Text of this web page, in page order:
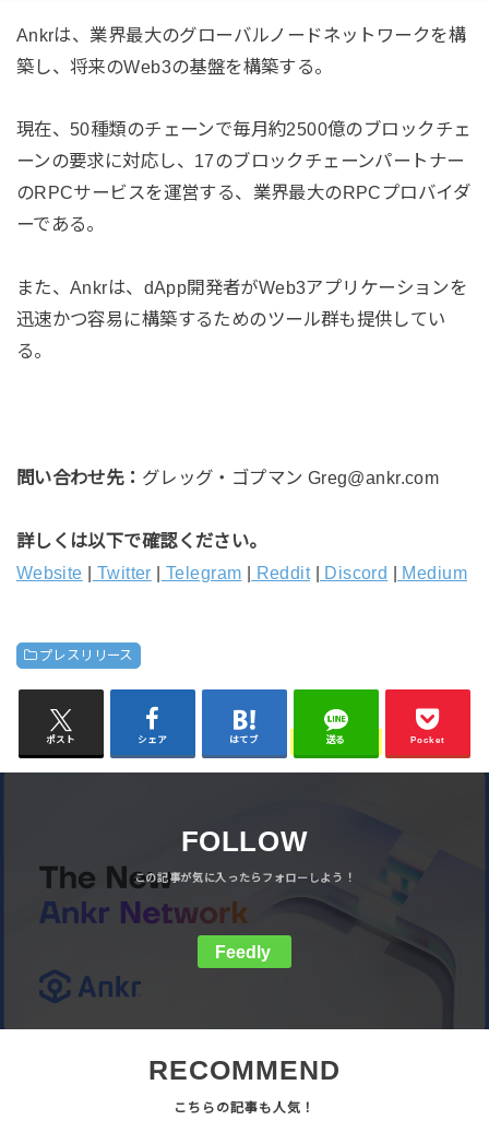
Ankrは、業界最大のグローバルノードネットワークを構
築し、将来のWeb3の基盤を構築する。
現在、50種類のチェーンで毎月約2500億のブロックチェ
ーンの要求に対応し、17のブロックチェーンパートナー
のRPCサービスを運営する、業界最大のRPCプロバイダ
ーである。
また、Ankrは、dApp開発者がWeb3アプリケーションを
迅速かつ容易に構築するためのツール群も提供してい
る。
問い合わせ先： グレッグ・ゴプマン Greg@ankr.com
詳しくは以下で確認ください。
Website | Twitter | Telegram | Reddit| Discord | Medium
プレスリリース
ポスト シェア はてブ 送る Pocket
FOLLOW
Feedly
RECOMMEND